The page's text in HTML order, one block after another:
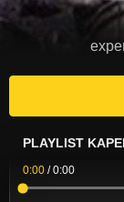
PLAYLIST
0:00 /0:00